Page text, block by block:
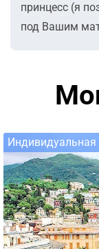
принцесс (я
под Вашим
Индивидуальная